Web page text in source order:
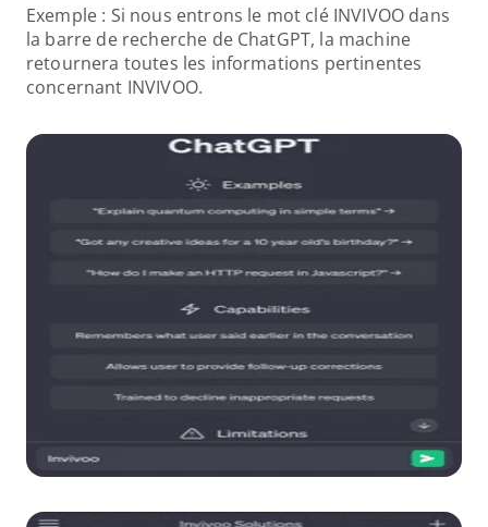
Exemple : Si nous entrons le mot clé INVIVOO dans
la barre de recherche de ChatGPT, la machine
retournera toutes les informations pertinentes
concernant INVIVOO.